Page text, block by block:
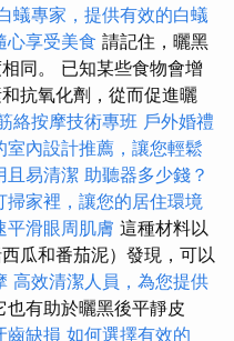
蟻專家，提供有效的白蟻
心享受美食 請記住，曬黑
同。 已知某些食物會增
抗氧化劑，從而促進曬
絡按摩技術專班 戶外婚禮
室內設計推薦，讓您輕鬆
且易清潔 助聽器多少錢？
掃家裡，讓您的居住環境
平滑眼周肌膚 這種材料以
瓜和番茄泥）發現，可以
高效清潔人員，為您提供
也有助於曬黑後平靜皮
齒缺損 如何選擇有效的